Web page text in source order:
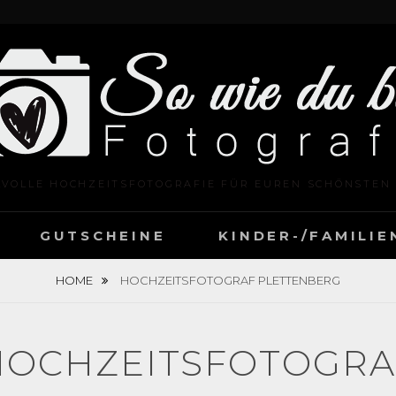
HOCHZEITSFOTOGRAFIE FÜR EUREN SCHÖNSTEN
GUTSCHEINE KINDER-/
HOME HOCHZEITSFOTOGRAF PLETTENBERG